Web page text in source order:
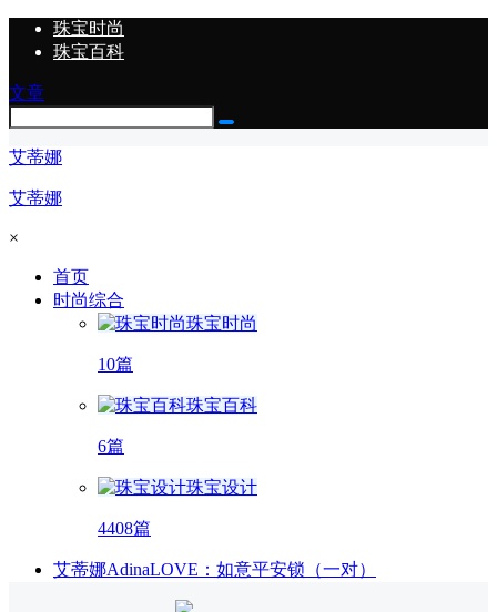
珠宝时尚
珠宝百科
文章
艾蒂娜
艾蒂娜
×
首页
时尚综合
珠宝时尚
10篇
珠宝百科
6篇
珠宝设计
4408篇
艾蒂娜AdinaLOVE：如意平安锁（一对）